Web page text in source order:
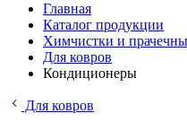
Главная
Каталог продукции
Химчистки и
Для ковров
Кондиционеры
Для ковров